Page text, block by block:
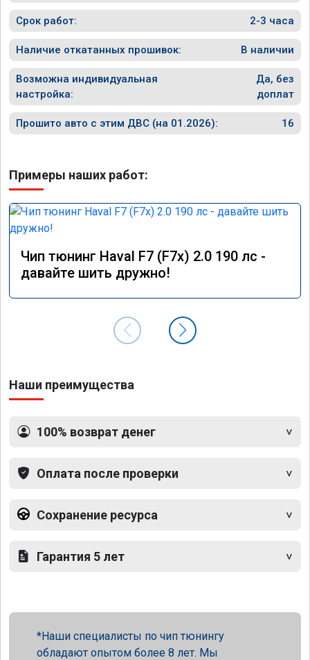
Срок работ: 2-3 часа
Наличие откатанных прошивок: В наличии
Возможна индивидуальная
настройка:
Да, без
доплат
Прошито авто с этим ДВС (на 01.2026): 16
Примеры наших работ:
Чип тюнинг Haval F7 (F7x) 2.0 190 лс -
давайте шить дружно!
Наши преимущества
100% возврат денег
Оплата после проверки
Сохранение ресурса
Гарантия 5 лет
Наши специалисты по чип тюнингу
обладают опытом более 8 лет. Мы